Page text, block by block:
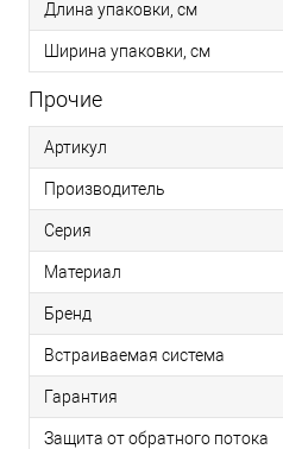
Длина упаковки, см
Ширина упаковки, см
Прочие
Артикул
Производитель
Серия
Материал
Бренд
Встраиваемая система
Гарантия
Защита от обратного потока